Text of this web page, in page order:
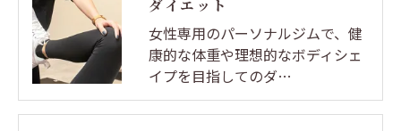
ダイエット
女性専用のパーソナルジムで、健
康的な体重や理想的なボディシェ
イプを目指してのダ…